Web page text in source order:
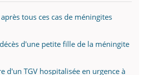
tous ces cas de méningites
d'une petite fille de la méningite
d'un TGV hospitalisée en urgence à